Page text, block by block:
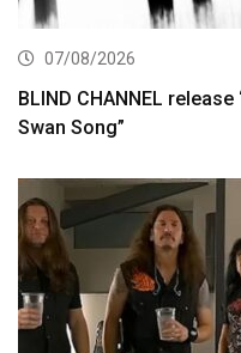
07/08/2026
BLIND CHANNEL
Swan Song”